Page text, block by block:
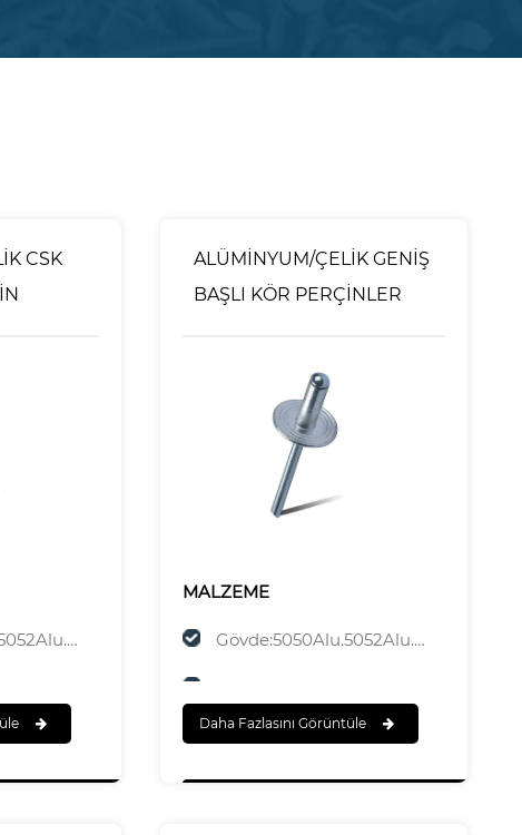
CSK
ALÜMİNYUM/ÇELİK GENİŞ
BAŞLI KÖR PERÇİNLER
MALZEME
Gövde:5050Alu.5052Alu.5154Alu.5056Alu
SONA ERMEK
Gövde:Cilalı
Daha Fazlasını Görüntüle